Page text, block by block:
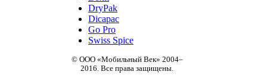
DryPak
Dicapac
Go Pro
Swiss Spice
© ООО «Мобильный Век» 2004–
2016. Все права защищены.